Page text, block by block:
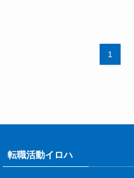
1
転職活動イロハ